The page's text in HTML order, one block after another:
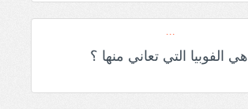
الفوبيا التي تعاني منها ؟